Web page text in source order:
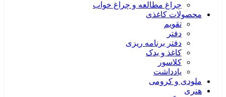
چراغ مطالعه و چراغ خواب
محصولات کاغذی
تقویم
دفتر
دفتر برنامه ریزی
کاغذ و یدک
کلاسور
یادداشت
ملودی و کرومی
هنری